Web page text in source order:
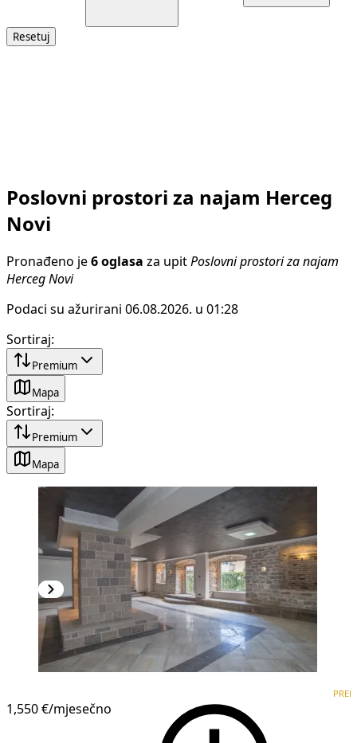
Resetuj
Poslovni prostori za najam Herceg
Novi
Pronađeno je 6 oglasa za upit Poslovni prostori za najam
Herceg Novi
Podaci su ažurirani 06.08.2026. u 01:28
Sortiraj:
Premium
Mapa
Sortiraj:
Premium
Mapa
1,550 €/mjesečno